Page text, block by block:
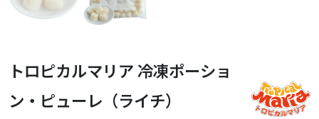
トロピカルマリア 冷凍ポーショ
ン・ピューレ（ライチ）